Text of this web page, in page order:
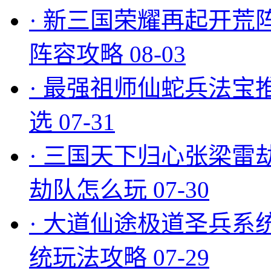
· 新三国荣耀再起开荒
阵容攻略 08-03
· 最强祖师仙蛇兵法宝
选 07-31
· 三国天下归心张梁雷
劫队怎么玩 07-30
· 大道仙途极道圣兵系
统玩法攻略 07-29